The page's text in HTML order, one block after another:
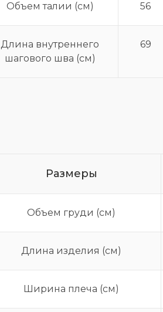
Объем талии (см) 56
Длина внутреннего
шагового шва (см)
69
Размеры
Объем груди (см)
Длина изделия (см)
Ширина плеча (см)